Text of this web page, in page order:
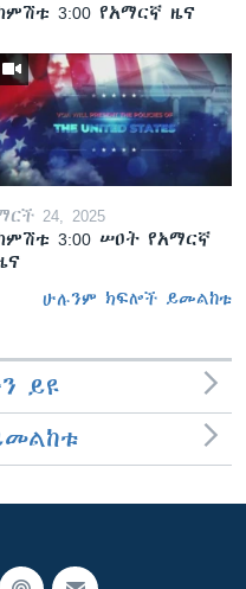
3:00 የአማርኛ ዜና
24, 2025
3:00 ሠዐት የአማርኛ
ሁሉንም ክፍሎች ይመልከቱ
ይዩ